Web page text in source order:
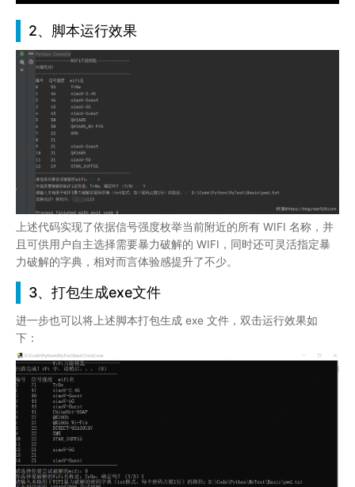
2、脚本运行效果
上述代码实现了依据信号强度枚举当前附近的所有 WIFI 名称，并
且可供用户自主选择需要暴力破解的 WIFI，同时还可灵活指定暴
力破解的字典，相对而言体验感提升了不少。
3、打包生成exe文件
进一步也可以将上述脚本打包生成 exe 文件，双击运行效果如
下：